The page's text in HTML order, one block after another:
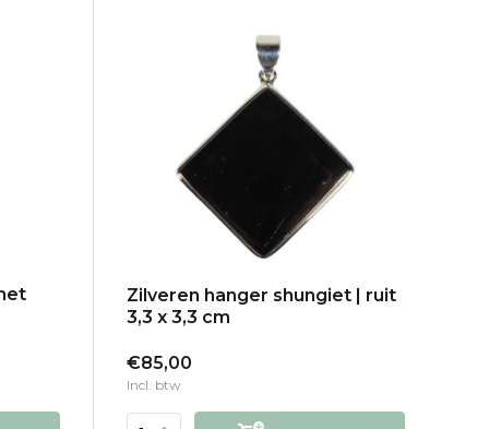
Zilveren hanger shungiet | ruit
3,3 x 3,3 cm
€85,00
Incl. btw